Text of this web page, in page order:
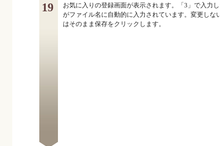
19
お気に入りの登録画面が表示されます。「3」で入力
がファイル名に自動的に入力されています。変更しな
はそのまま保存をクリックします。